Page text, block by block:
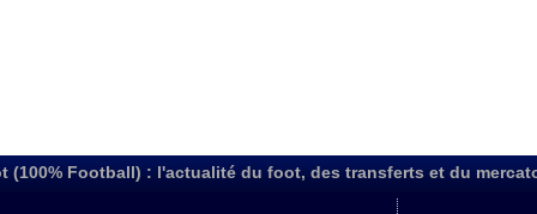
(100% Football) : l'actualité du foot, des transferts et du